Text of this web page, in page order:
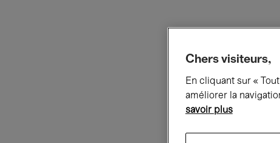
Ce
Chers visiteurs,
En cliquant sur «
améliorer la
savoir plus